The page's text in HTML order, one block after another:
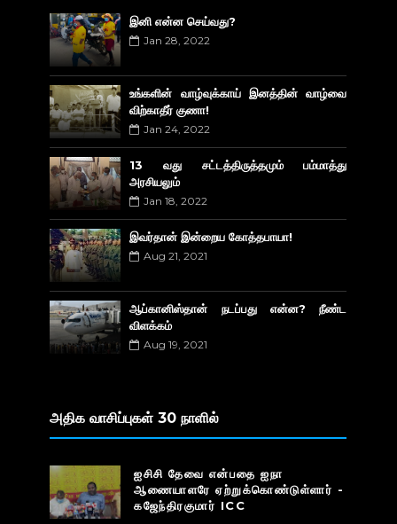
இனி என்ன செய்வது?
Jan 28, 2022
உங்களின் வாழ்வுக்காய் இனத்தின் வாழ்வை
விற்காதீர் குணா!
Jan 24, 2022
13 வது சட்டத்திருத்தமும் பம்மாத்து
அரசியலும்
Jan 18, 2022
இவர்தான் இன்றைய கோத்தபாயா!
Aug 21, 2021
ஆப்கானிஸ்தான் நடப்பது என்ன? நீண்ட
விளக்கம்
Aug 19, 2021
அதிக வாசிப்புகள் 30 நாளில்
ஐசிசி தேவை என்பதை ஐநா
ஆணையாளரே ஏற்றுக்கொண்டுள்ளார் -
கஜேந்திரகுமார் ICC